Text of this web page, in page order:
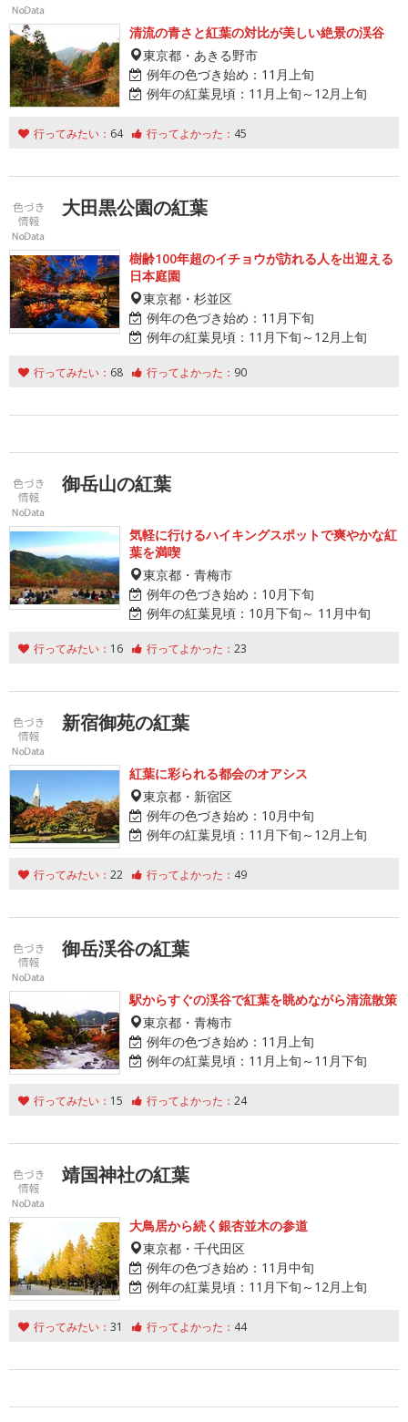
清流の青さと紅葉の対比が美しい絶景の渓谷
東京都・あきる野市
例年の色づき始め： 11月上旬
例年の紅葉見頃： 11月上旬～12月上旬
行ってみたい： 64 行ってよかった： 45
大田黒公園の紅葉
樹齢100年超のイチョウが訪れる人を出迎える
日本庭園
東京都・杉並区
例年の色づき始め： 11月下旬
例年の紅葉見頃： 11月下旬～12月上旬
行ってみたい： 68 行ってよかった： 90
御岳山の紅葉
気軽に行けるハイキングスポットで爽やかな紅
葉を満喫
東京都・青梅市
例年の色づき始め： 10月下旬
例年の紅葉見頃： 10月下旬～ 11月中旬
行ってみたい： 16 行ってよかった： 23
新宿御苑の紅葉
紅葉に彩られる都会のオアシス
東京都・新宿区
例年の色づき始め： 10月中旬
例年の紅葉見頃： 11月下旬～12月上旬
行ってみたい： 22 行ってよかった： 49
御岳渓谷の紅葉
駅からすぐの渓谷で紅葉を眺めながら清流散策
東京都・青梅市
例年の色づき始め： 11月上旬
例年の紅葉見頃： 11月上旬～11月下旬
行ってみたい： 15 行ってよかった： 24
靖国神社の紅葉
大鳥居から続く銀杏並木の参道
東京都・千代田区
例年の色づき始め： 11月中旬
例年の紅葉見頃： 11月下旬～12月上旬
行ってみたい： 31 行ってよかった： 44